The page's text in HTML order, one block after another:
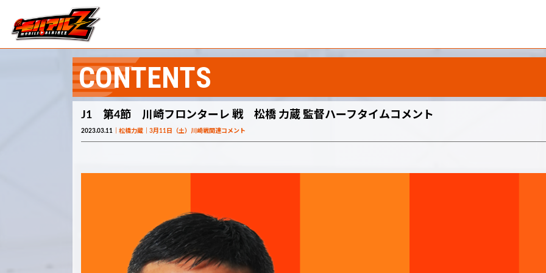
CONTENTS
J1 第4節 川崎フロンターレ 戦 松橋 力蔵 監督ハーフタイムコメント
2023.03.11 松橋力蔵 3月11日（土）川崎戦関連コメント